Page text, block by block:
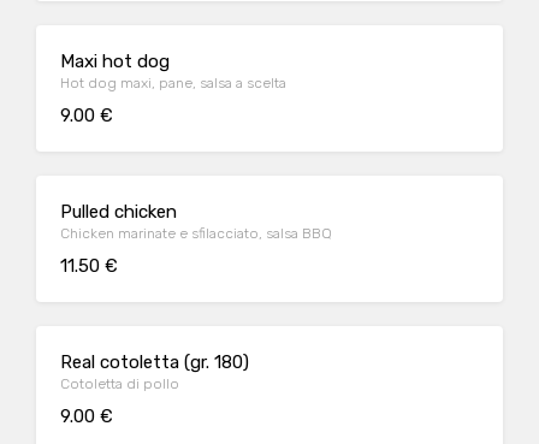
Maxi hot dog
Hot dog maxi, pane, salsa a scelta
9.00 €
Pulled chicken
Chicken marinate e sfilacciato, salsa BBQ
11.50 €
Real cotoletta (gr. 180)
Cotoletta di pollo
9.00 €